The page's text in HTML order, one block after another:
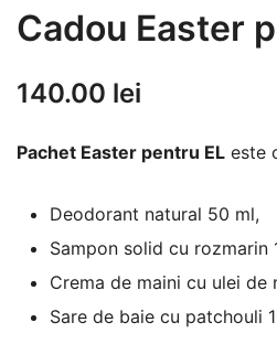
Cadou Easter
140.00 lei
Pachet Easter pentru EL este
Deodorant natural 50 ml,
Sampon solid cu rozmarin
Crema de maini cu ulei de
Sare de baie cu patchouli